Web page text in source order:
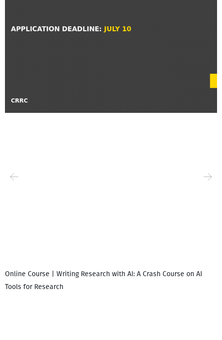
Online Course | Writing Research with AI: A Crash Course on AI
Tools for Research